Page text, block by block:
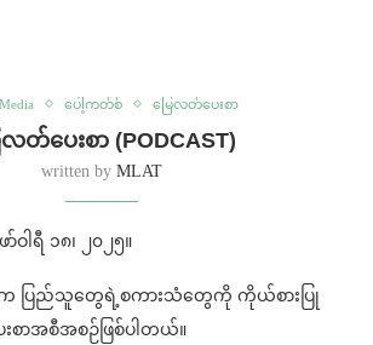
ပေါ့ကတ်စ် မြေလတ်ပေးစာ
လတ်ပေးစာ (PODCAST)
written by MLAT
ါရီ ၁၈၊ ၂၀၂၅။
ပြည်သူတွေရဲ့စကားသံတွေကို ကိုယ်စားပြု
းစာအစီအစဉ်ဖြစ်ပါတယ်။